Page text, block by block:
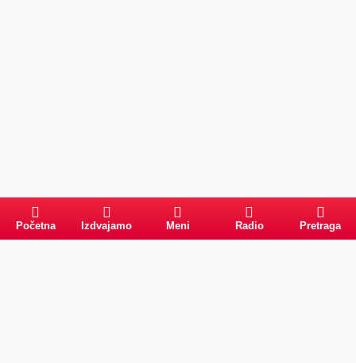
Početna Izdvajamo Meni Radio Pretraga